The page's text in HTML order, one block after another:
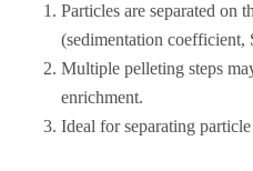
Particles are separated on
(sedimentation coefficient,
Multiple pelleting steps
enrichment.
Ideal for separating